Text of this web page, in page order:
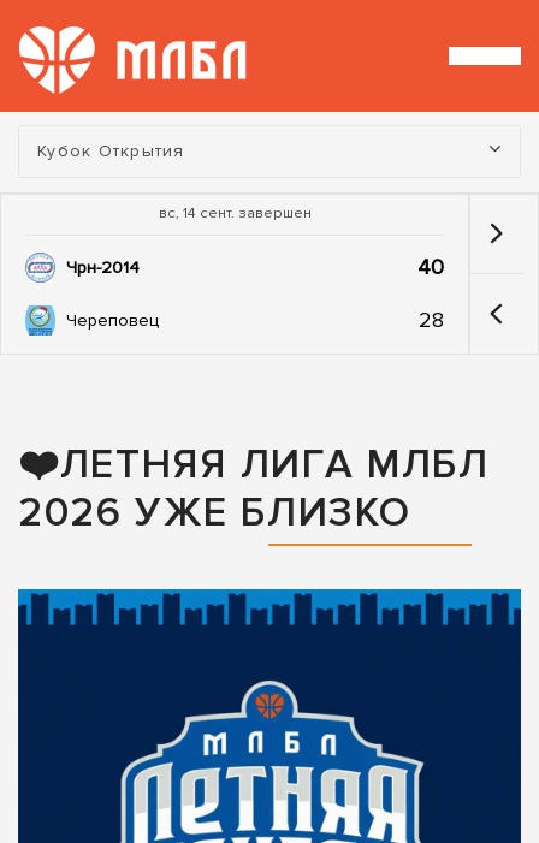
Турнир:
Кубок Открытия
вс, 14 сент. завершен
Чрн-2014 40
Череповец 28
❤️ЛЕТНЯЯ ЛИГА МЛБЛ
2026 УЖЕ БЛИЗКО